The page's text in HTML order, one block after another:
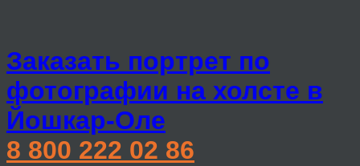
Заказать портрет по
фотографии на холсте в
Йошкар-Оле
8 800 222 02 86